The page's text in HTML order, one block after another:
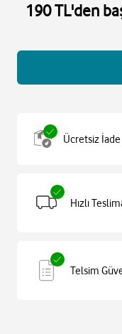
190 TL'den
Ücretsiz İade
Hızlı
Telsim